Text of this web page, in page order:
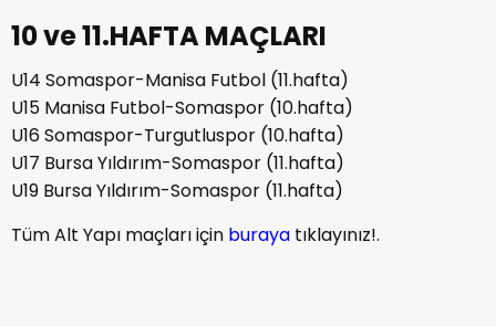
10 ve 11.HAFTA MAÇLARI
U14 Somaspor-Manisa Futbol (11.hafta)
U15 Manisa Futbol-Somaspor (10.hafta)
U16 Somaspor-Turgutluspor (10.hafta)
U17 Bursa Yıldırım-Somaspor (11.hafta)
U19 Bursa Yıldırım-Somaspor (11.hafta)
Tüm Alt Yapı maçları için buraya tıklayınız!.